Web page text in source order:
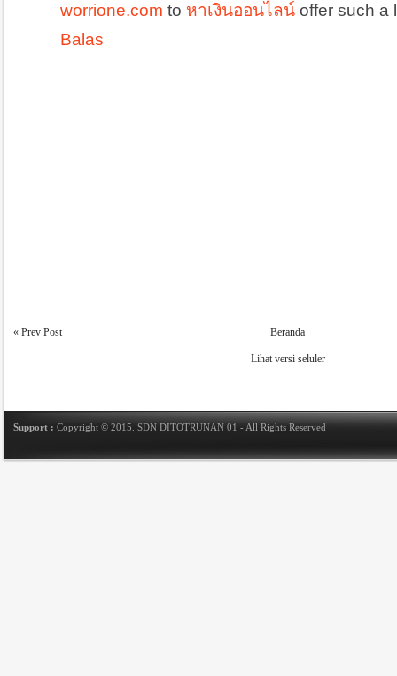
worrione.com to หาเงินออนไลน์ offer such a
Balas
« Prev Post Beranda
Lihat versi seluler
Support : Copyright © 2015. SDN DITOTRUNAN 01 - All Rights Reserved